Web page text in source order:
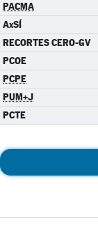
PACMA
AxSÍ
RECORTES CERO-GV
PCOE
PCPE
PUM+J
PCTE